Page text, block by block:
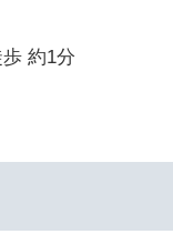
約1分